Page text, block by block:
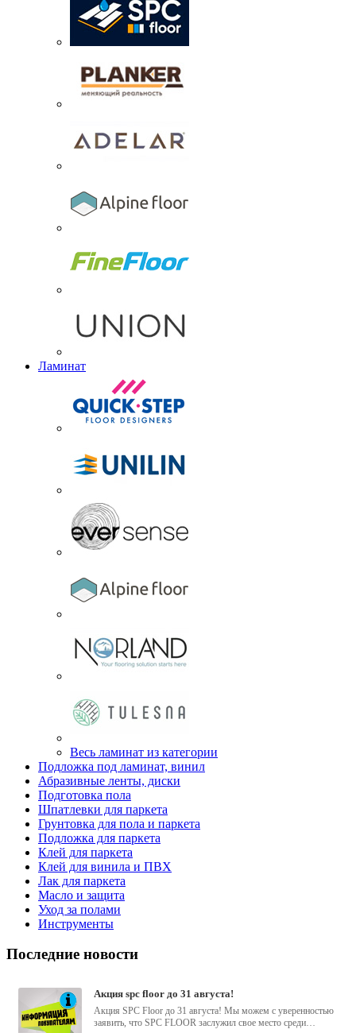
Ламинат
Весь ламинат из категории
Подложка под ламинат, винил
Абразивные ленты, диски
Подготовка пола
Шпатлевки для паркета
Грунтовка для пола и паркета
Подложка для паркета
Клей для паркета
Клей для винила и ПВХ
Лак для паркета
Масло и защита
Уход за полами
Инструменты
Последние новости
акция spc floor до 31 августа!
Акция SPC Floor до 31 августа! Мы можем с уверенностью
заявить, что SPC FLOOR заслужил свое место среди